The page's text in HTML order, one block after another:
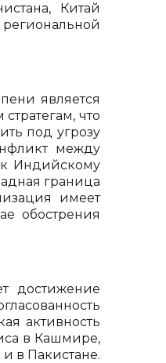
Китай
является
что
под угрозу
между
Индийскому
граница
имеет
обострения
достижение
активность
в Кашмире,
в Пакистане.